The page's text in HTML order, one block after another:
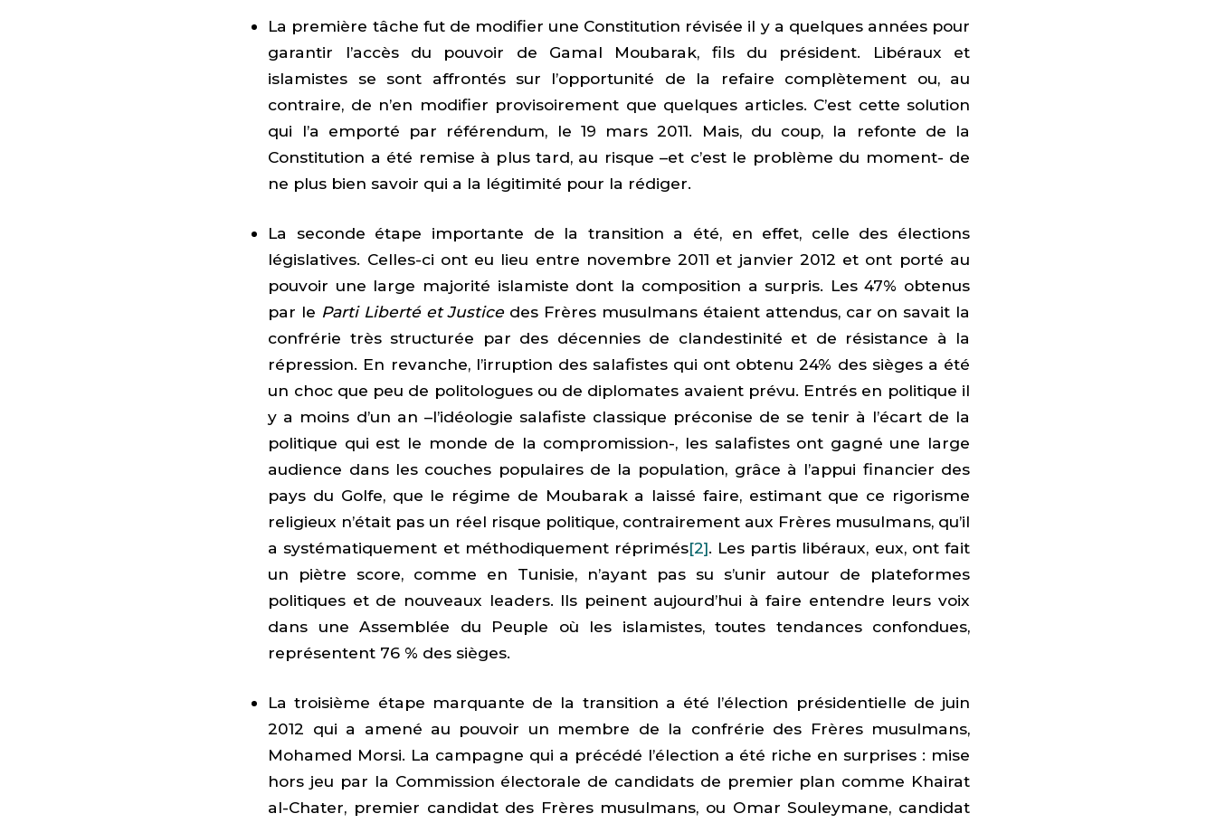
La première tâche fut de modifier une Constitution révisée il y a quelques années pour
garantir l’accès du pouvoir de Gamal Moubarak, fils du président. Libéraux et
islamistes se sont affrontés sur l’opportunité de la refaire complètement ou, au
contraire, de n’en modifier provisoirement que quelques articles. C’est cette solution
qui l’a emporté par référendum, le 19 mars 2011. Mais, du coup, la refonte de la
Constitution a été remise à plus tard, au risque –et c’est le problème du moment- de
ne plus bien savoir qui a la légitimité pour la rédiger.
La seconde étape importante de la transition a été, en effet, celle des élections
législatives. Celles-ci ont eu lieu entre novembre 2011 et janvier 2012 et ont porté au
pouvoir une large majorité islamiste dont la composition a surpris. Les 47% obtenus
par le Parti Liberté et Justicedes Frères musulmans étaient attendus, car on savait la
confrérie très structurée par des décennies de clandestinité et de résistance à la
répression. En revanche, l’irruption des salafistes qui ont obtenu 24% des sièges a été
un choc que peu de politologues ou de diplomates avaient prévu. Entrés en politique il
y a moins d’un an –l’idéologie salafiste classique préconise de se tenir à l’écart de la
politique qui est le monde de la compromission-, les salafistes ont gagné une large
audience dans les couches populaires de la population, grâce à l’appui financier des
pays du Golfe, que le régime de Moubarak a laissé faire, estimant que ce rigorisme
religieux n’était pas un réel risque politique, contrairement aux Frères musulmans, qu’il
a systématiquement et méthodiquement réprimés[2]. Les partis libéraux, eux, ont fait
un piètre score, comme en Tunisie, n’ayant pas su s’unir autour de plateformes
politiques et de nouveaux leaders. Ils peinent aujourd’hui à faire entendre leurs voix
dans une Assemblée du Peuple où les islamistes, toutes tendances confondues,
représentent 76 % des sièges.
La troisième étape marquante de la transition a été l’élection présidentielle de juin
2012 qui a amené au pouvoir un membre de la confrérie des Frères musulmans,
Mohamed Morsi. La campagne qui a précédé l’élection a été riche en surprises : mise
hors jeu par la Commission électorale de candidats de premier plan comme Khairat
al-Chater, premier candidat des Frères musulmans, ou Omar Souleymane, candidat